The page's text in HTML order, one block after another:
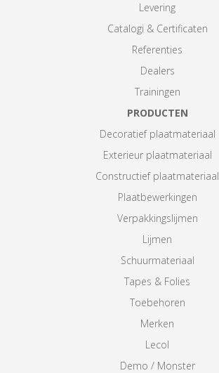
Levering
Catalogi & Certificaten
Referenties
Dealers
Trainingen
PRODUCTEN
Decoratief plaatmateriaal
Exterieur plaatmateriaal
Constructief plaatmateriaal
Plaatbewerkingen
Verpakkingslijmen
Lijmen
Schuurmateriaal
Tapes & Folies
Toebehoren
Merken
Lecol
Demo / Monster